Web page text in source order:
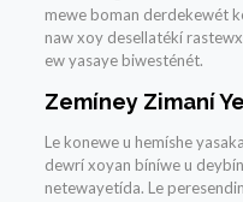
mewe boman derdekewét
naw xoy desellatékí
ew yasaye biwesténét.
Zemíney Zimaní
Le konewe u hemíshe
dewrí xoyan bíníwe u
netewayetída. Le